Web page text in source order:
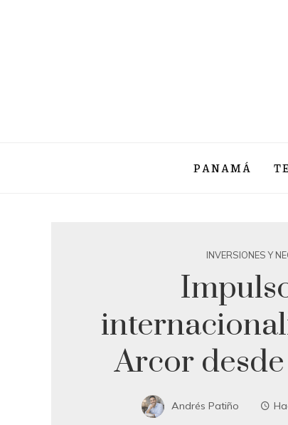
PANAMÁ
INVERSIONES Y
Arcor
Andrés Patiño